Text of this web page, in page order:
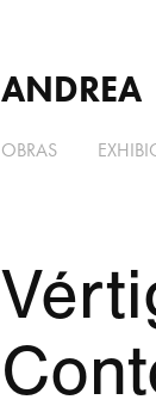
ANDREA
OBRAS